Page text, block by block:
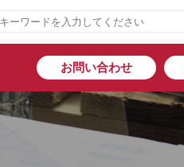
お問い合わせ